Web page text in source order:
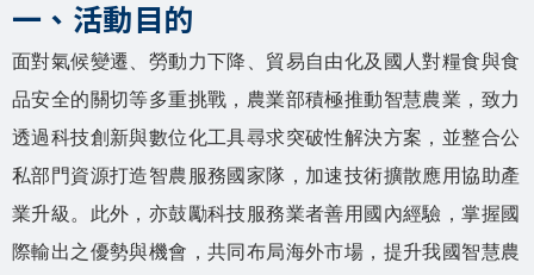
一、活動目的
面對氣候變遷、勞動力下降、貿易自由化及國人對糧食與食
品安全的關切等多重挑戰，農業部積極推動智慧農業，致力
透過科技創新與數位化工具尋求突破性解決方案，並整合公
私部門資源打造智農服務國家隊，加速技術擴散應用協助產
業升級。此外，亦鼓勵科技服務業者善用國內經驗，掌握國
際輸出之優勢與機會，共同布局海外市場，提升我國智慧農